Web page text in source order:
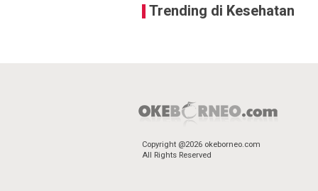
Trending di Kesehatan
Copyright @2026 okeborneo.com
All Rights Reserved